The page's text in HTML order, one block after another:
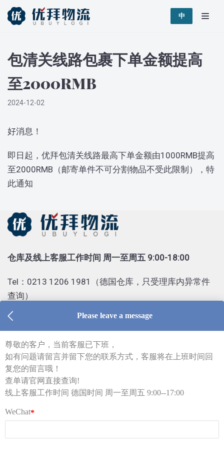
跳
至
文
中
包清关线路包裹下单金额提高
至2000RMB
2024-12-02
好消息！
即日起，优拜包清关线路最高下单金额由1000RMB提高
至2000RMB（邮寄单件不可分割物品不受此限制），特
此通知
仓库及线上客服工作时间 周一至周五 9:00-18:00
Tel：0213 1206 1981（德国仓库，只受理库内异常件
查询）
Tel：0155 6018 1888（只受理投诉）
客服部邮箱 kf@ubuylogi.com
财务部邮箱 fibu@ubuylogi.com
发票请自行在网站
明下载
© 广州优拜科技有限公司